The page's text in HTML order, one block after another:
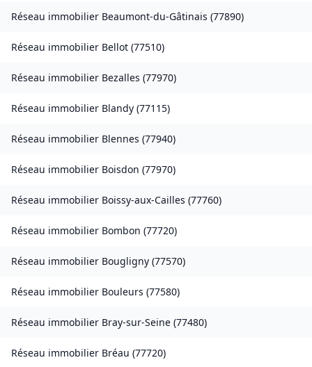
Réseau immobilier Beaumont-du-Gâtinais (77890)
Réseau immobilier Bellot (77510)
Réseau immobilier Bezalles (77970)
Réseau immobilier Blandy (77115)
Réseau immobilier Blennes (77940)
Réseau immobilier Boisdon (77970)
Réseau immobilier Boissy-aux-Cailles (77760)
Réseau immobilier Bombon (77720)
Réseau immobilier Bougligny (77570)
Réseau immobilier Bouleurs (77580)
Réseau immobilier Bray-sur-Seine (77480)
Réseau immobilier Bréau (77720)